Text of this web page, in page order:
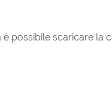
possibile scaricare la